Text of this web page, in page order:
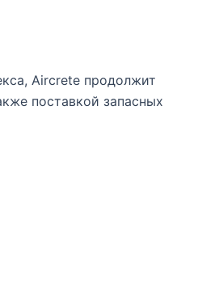
Aircrete продолжит
поставкой запасных